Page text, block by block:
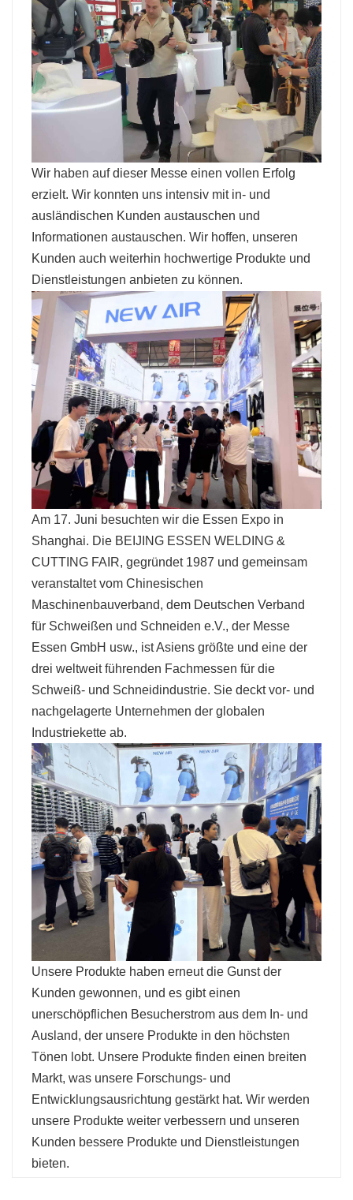
Wir haben auf dieser Messe einen vollen Erfolg
erzielt. Wir konnten uns intensiv mit in- und
ausländischen Kunden austauschen und
Informationen austauschen. Wir hoffen, unseren
Kunden auch weiterhin hochwertige Produkte und
Dienstleistungen anbieten zu können.
Am 17. Juni besuchten wir die Essen Expo in
Shanghai. Die BEIJING ESSEN WELDING &
CUTTING FAIR, gegründet 1987 und gemeinsam
veranstaltet vom Chinesischen
Maschinenbauverband, dem Deutschen Verband
für Schweißen und Schneiden e.V., der Messe
Essen GmbH usw., ist Asiens größte und eine der
drei weltweit führenden Fachmessen für die
Schweiß- und Schneidindustrie. Sie deckt vor- und
nachgelagerte Unternehmen der globalen
Industriekette ab.
Unsere Produkte haben erneut die Gunst der
Kunden gewonnen, und es gibt einen
unerschöpflichen Besucherstrom aus dem In- und
Ausland, der unsere Produkte in den höchsten
Tönen lobt. Unsere Produkte finden einen breiten
Markt, was unsere Forschungs- und
Entwicklungsausrichtung gestärkt hat. Wir werden
unsere Produkte weiter verbessern und unseren
Kunden bessere Produkte und Dienstleistungen
bieten.